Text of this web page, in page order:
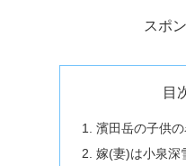
スポ
目
濱田岳の子供
嫁(妻)は小泉深